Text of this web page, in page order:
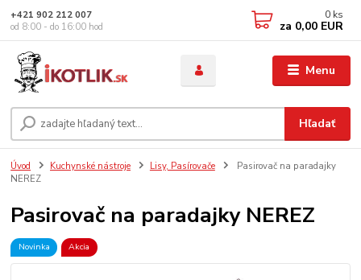
Menu
Hľadať
+421 902 212 007
od 8:00 - do 16:00 hod
0 ks
za 0,00 EUR
Úvod Kuchynské nástroje Lisy, Pasírovače
Pasirovač na paradajky
NEREZ
Pasirovač na paradajky NEREZ
Novinka Akcia